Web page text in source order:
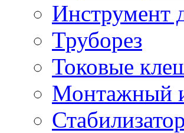
Инструмент
Труборез
Токовые
Монтажный